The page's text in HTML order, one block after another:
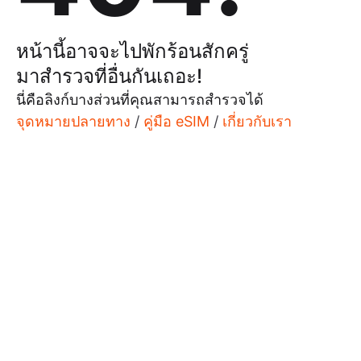
หน้านี้อาจจะไปพักร้อนสักครู่
มาสำรวจที่อื่นกันเถอะ!
นี่คือลิงก์บางส่วนที่คุณสามารถสำรวจได้
จุดหมายปลายทาง / คู่มือ eSIM / เกี่ยวกับเรา